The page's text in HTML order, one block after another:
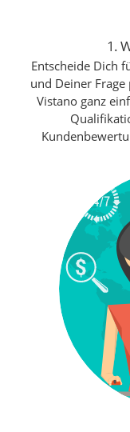
1.
Entscheide Dich
und Deiner
Vistano ganz